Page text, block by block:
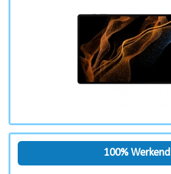
100% Werkend